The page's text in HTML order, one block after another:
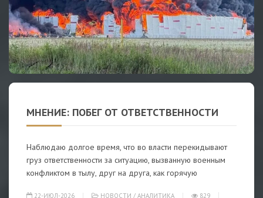
МНЕНИЕ: ПОБЕГ ОТ ОТВЕТСТВЕННОСТИ
Наблюдаю долгое время, что во власти перекидывают
груз ответственности за ситуацию, вызванную военным
конфликтом в тылу, друг на друга, как горячую
22-ИЮЛ-2026 НОВОСТИ / АНАЛИТИКА 829